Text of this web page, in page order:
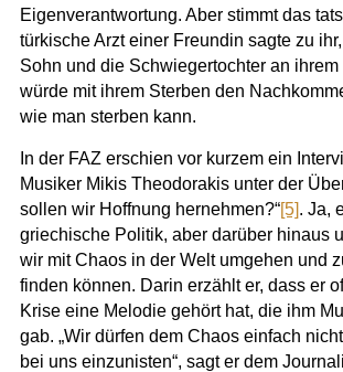
Eigenverantwortung. Aber stimmt das
türkische Arzt einer Freundin sagte zu
Sohn und die Schwiegertochter an
würde mit ihrem Sterben den
wie man sterben kann.
In der FAZ erschien vor kurzem ein
Musiker Mikis Theodorakis unter der
sollen wir Hoffnung hernehmen?“[5]. Ja,
griechische Politik, aber darüber hinaus
wir mit Chaos in der Welt umgehen und
finden können. Darin erzählt er, dass er
Krise eine Melodie gehört hat, die ihm
gab. „Wir dürfen dem Chaos einfach
bei uns einzunisten“, sagt er dem